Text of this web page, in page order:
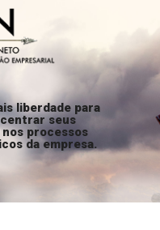
liberdade para
seus
processos
da empresa.